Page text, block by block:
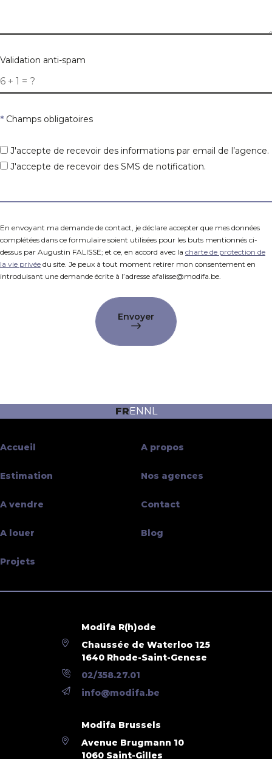
Validation anti-spam
* Champs obligatoires
J'accepte de recevoir des informations par email de l’agence.
J'accepte de recevoir des SMS de notification.
En envoyant ma demande de contact, je déclare accepter que mes données
complétées dans ce formulaire soient utilisées pour les buts mentionnés ci-
dessus par Augustin FALISSE; et ce, en accord avec la charte de protection de
la vie privée du site. Je peux à tout moment retirer mon consentement en
introduisant une demande écrite à l’adresse afalisse@modifa.be.
Envoyer
FR EN NL
Accueil
Estimation
A vendre
A louer
Projets
A propos
Nos agences
Contact
Blog
Modifa R(h)ode
Chaussée de Waterloo 125
1640 Rhode-Saint-Genese
02/358.27.01
info@modifa.be
Modifa Brussels
Avenue Brugmann 10
1060 Saint-Gilles